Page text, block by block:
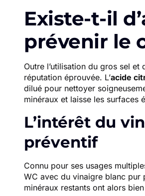
Existe-t-il
prévenir le
Outre l’utilisation du gros sel
réputation éprouvée. L’acide
dilué pour nettoyer
minéraux et laisse les surfaces
L’intérêt du
préventif
Connu pour ses usages
WC avec du vinaigre blanc pur
minéraux restants ont alors